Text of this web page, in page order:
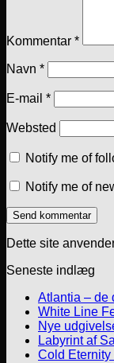
Kommentar *
Navn *
E-mail *
Websted
Notify me of
Notify me of
Dette site
Seneste indlæg
Atlantia – de
White Line
Nye
Labyrint af
Cold Eternity